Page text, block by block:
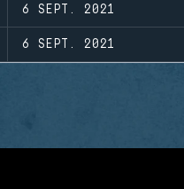
6 SEPT. 2021
6 SEPT. 2021